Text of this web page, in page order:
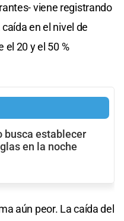
viene registrando
en el nivel de
el 20 y el 50 %
busca establecer
en la noche
aún peor. La caída del